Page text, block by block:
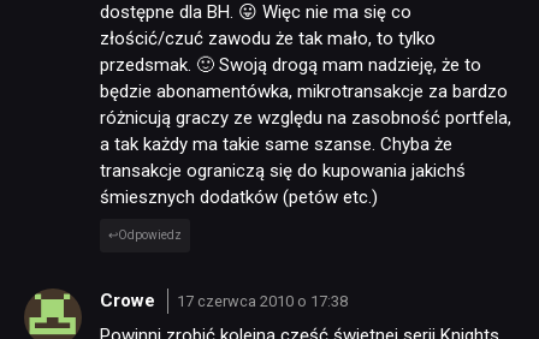
dostępne dla BH. 😛 Więc nie ma się co
złościć/czuć zawodu że tak mało, to tylko
przedsmak. 🙂 Swoją drogą mam nadzieję, że to
będzie abonamentówka, mikrotransakcje za bardzo
różnicują graczy ze względu na zasobność portfela,
a tak każdy ma takie same szanse. Chyba że
transakcje ograniczą się do kupowania jakichś
śmiesznych dodatków (petów etc.)
Odpowiedz
Crowe 17 czerwca 2010 o 17:38